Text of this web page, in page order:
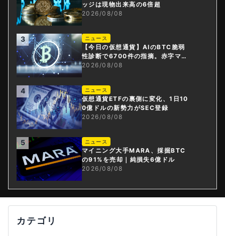
ッジは現物出来高の6倍超
2026/08/08
3 ニュース
【今日の仮想通貨】AIのBTC脆弱
性診断で6700件の指摘。赤字マイ
ニング企業はAIに賭ける
2026/08/08
4 ニュース
仮想通貨ETFの裏側に変化、1日10
0億ドルの新勢力がSEC登録
2026/08/08
5 ニュース
マイニング大手MARA、採掘BTC
の91%を売却｜純損失6億ドル
2026/08/08
カテゴリ